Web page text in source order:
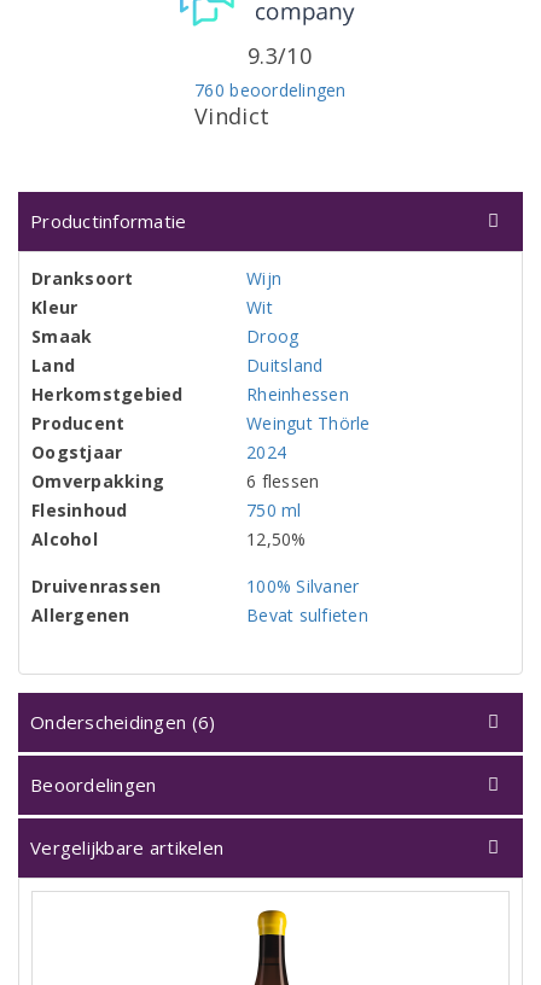
Vindict
760 beoordelingen
9.3/10
Productinformatie
Dranksoort
Wijn
Kleur
Wit
Smaak
Droog
Land
Duitsland
Herkomstgebied
Rheinhessen
Producent
Weingut Thörle
Oogstjaar
2024
Omverpakking
6 flessen
Flesinhoud
750 ml
Alcohol
12,50%
Druivenrassen
100% Silvaner
Allergenen
Bevat sulfieten
Onderscheidingen (6)
Beoordelingen
Vergelijkbare artikelen